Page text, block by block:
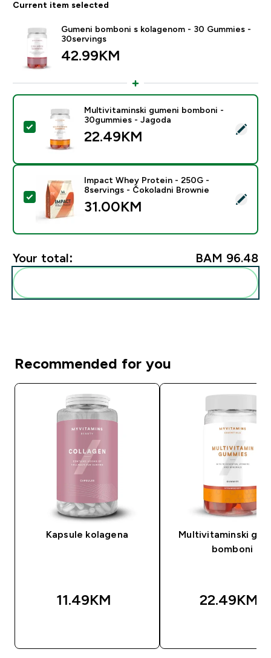
Current item selected
Gumeni bomboni s kolagenom - 30 Gummies -
30servings
42.99KM‎
Select this product - Multivitaminski gumeni bomboni
Multivitaminski gumeni bomboni -
30gummies - Jagoda
22.49KM‎
Select this product - Impact Whey Protein - 250G -
Impact Whey Protein - 250G -
8servings - Čokoladni Brownie
31.00KM‎
Your total: BAM 96.48‎
Recommended for you
Kapsule kolagena
11.49KM‎
Multivitaminski
bomboni
22.49KM‎